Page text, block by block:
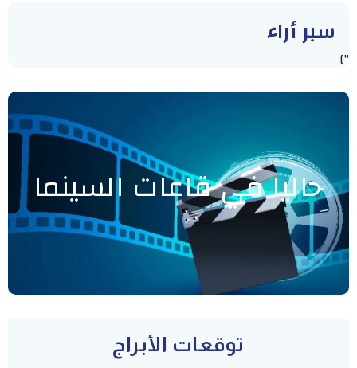
سبر أراء
"]
حاليا في قاعات السينما
توقعات الأبراج